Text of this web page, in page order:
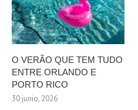
O VERÃO QUE TEM TUDO
ENTRE ORLANDO E
PORTO RICO
30 junio, 2026